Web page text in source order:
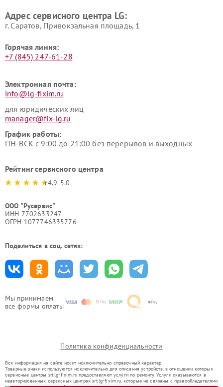
Мы принимаем
все формы оплаты
Адрес сервисного центра LG:
г. Саратов, Привокзальная площадь, 1
Горячая линия:
+7 (845) 247-61-28
Электронная почта:
info@lg-fixim.ru
для юридических лиц
manager@fix-lg.ru
График работы:
ПН-ВСК с 9:00 до 21:00 без перерывов и выходных
Рейтинг сервисного центра
4.9-5.0
ООО "Русервис"
ИНН 7702633247
ОГРН 1077746335776
Поделиться в соц. сетях:
Политика конфиденциальности
Вся информация на сайте носит исключительно справочный характер.
Товарные знаки используются исключительно для описания устройств, в отношении которых
сервисные центры srt.lg-fixim.ru предоставляют услуги по ремонту. Услуги оказываются в
неавторизованных сервисных центрах srt.lg-fixim.ru, которые не связаны с правообладателями